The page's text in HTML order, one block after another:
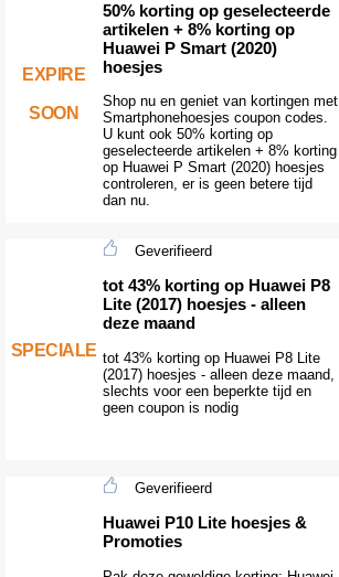
EXPIRE
SOON
50% korting op geselecteerde
artikelen + 8% korting op
Huawei P Smart (2020)
hoesjes
Shop nu en geniet van kortingen met
Smartphonehoesjes coupon codes.
U kunt ook 50% korting op
geselecteerde artikelen + 8% korting
op Huawei P Smart (2020) hoesjes
controleren, er is geen betere tijd
dan nu.
SPECIALE
Geverifieerd
tot 43% korting op Huawei P8
Lite (2017) hoesjes - alleen
deze maand
tot 43% korting op Huawei P8 Lite
(2017) hoesjes - alleen deze maand,
slechts voor een beperkte tijd en
geen coupon is nodig
Geverifieerd
Huawei P10 Lite hoesjes &
Promoties